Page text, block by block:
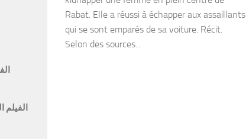
Rabat. Elle a réussi à échapper aux assaillants
qui se sont emparés de sa voiture. Récit.
Selon des sources...